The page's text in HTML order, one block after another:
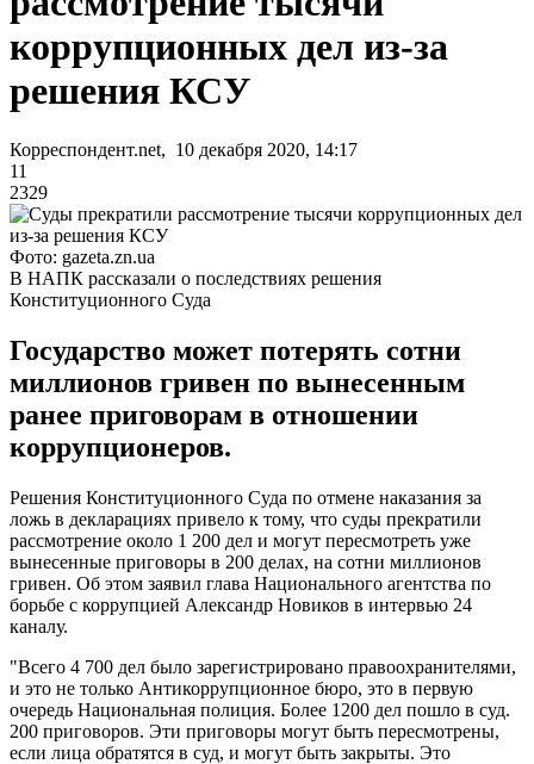
коррупционных дел из-за
решения КСУ
Корреспондент.net, 10 декабря 2020, 14:17
11
2329
Фото: gazeta.zn.ua
В НАПК рассказали о последствиях решения
Конституционного Суда
Государство может потерять сотни
миллионов гривен по вынесенным
ранее приговорам в отношении
коррупционеров.
Решения Конституционного Суда по отмене наказания за
ложь в декларациях привело к тому, что суды прекратили
рассмотрение около 1 200 дел и могут пересмотреть уже
вынесенные приговоры в 200 делах, на сотни миллионов
гривен. Об этом заявил глава Национального агентства по
борьбе с коррупцией Александр Новиков в интервью 24
каналу.
"Всего 4 700 дел было зарегистрировано правоохранителями,
и это не только Антикоррупционное бюро, это в первую
очередь Национальная полиция. Более 1200 дел пошло в суд.
200 приговоров. Эти приговоры могут быть пересмотрены,
если лица обратятся в суд, и могут быть закрыты. Это